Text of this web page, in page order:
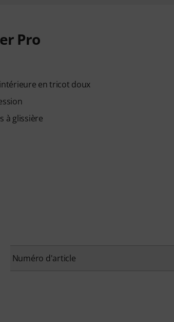
Pro
en tricot doux
à glissière
Numéro d'article